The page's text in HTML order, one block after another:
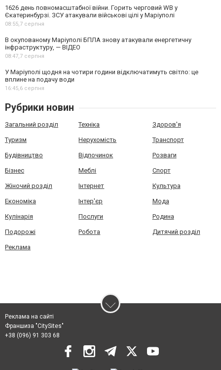
1626 день повномасштабної війни. Горить черговий WB у
Єкатеринбурзі. ЗСУ атакували військові цілі у Маріуполі
08:55,7 серпня
В окупованому Маріуполі БПЛА знову атакували енергетичну
інфраструктуру, — ВІДЕО
08:47,7 серпня
У Маріуполі щодня на чотири години відключатимуть світло: це
вплине на подачу води
16:45,6 серпня
Рубрики новин
Загальний розділ Техніка Здоров'я
Туризм Нерухомість Транспорт
Будівництво Відпочинок Розваги
Бізнес Меблі Спорт
Жіночий розділ Інтернет Культура
Економіка Інтер'єр Мода
Кулінарія Послуги Родина
Подорожі Робота Дитячий розділ
Реклама
Реклама на сайті
Франшиза "CitySites"
+38 (096) 91 303 68